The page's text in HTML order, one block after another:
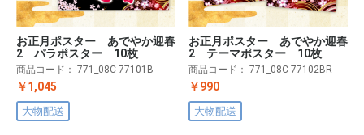
お正月ポスター あでやか迎春
2 パラポスター 10枚
商品コード： 771_08C-77101B
￥1,045
大物配送
お正月ポスター あでやか迎春
2 テーマポスター 10枚
商品コード： 771_08C-77102BR
￥990
大物配送